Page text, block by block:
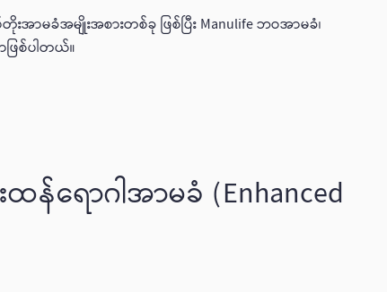
ာမခံအမျိုးအစားတစ်ခု ဖြစ်ပြီး Manulife ဘဝအာမခံ၊
ြစ်ပါတယ်။
န်ရောဂါအာမခံ (Enhanced